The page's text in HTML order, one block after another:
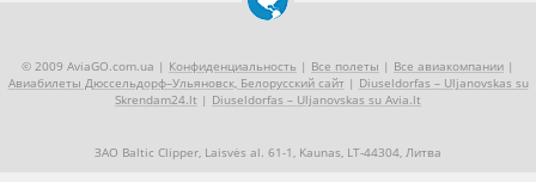
© 2009 AviaGO.com.ua | Конфиденциальность | Все полеты | Все авиакомпании |
Авиабилеты Дюссельдорф–Ульяновск, Белорусский сайт| Diuseldorfas – Uljanovskas su
Skrendam24.lt | Diuseldorfas – Uljanovskas su Avia.lt
ЗАО Baltic Clipper, Laisvės al. 61-1, Kaunas, LT-44304, Литва